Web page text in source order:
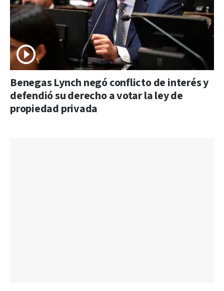
Benegas Lynch negó conflicto de interés y
defendió su derecho a votar la ley de
propiedad privada